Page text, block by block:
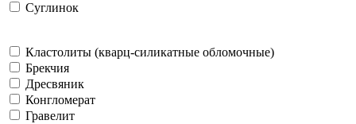
Суглинок
Кластолиты (кварц-силикатные обломочные)
Брекчия
Дресвяник
Конгломерат
Гравелит